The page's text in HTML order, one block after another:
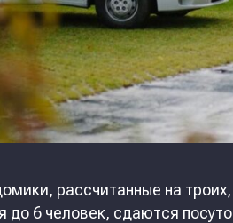
рассчитанные на
6 человек, сдаются